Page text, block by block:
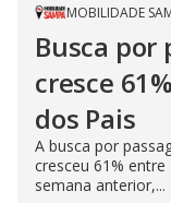
MOBILIDADE
Busca por
cresce
dos Pais
A busca por
cresceu 61%
semana anterior,...